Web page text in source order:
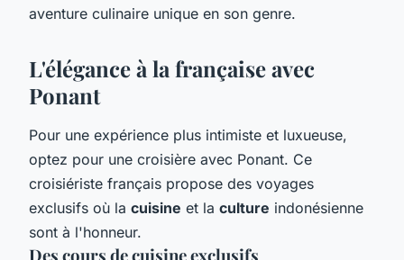
aventure culinaire unique en son genre.
L'élégance à la française avec
Ponant
Pour une expérience plus intimiste et luxueuse,
optez pour une croisière avec Ponant. Ce
croisiériste français propose des voyages
exclusifs où la cuisine et la culture indonésienne
sont à l'honneur.
Des cours de cuisine exclusifs